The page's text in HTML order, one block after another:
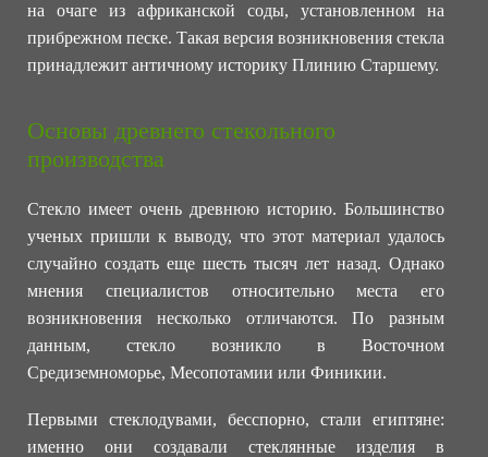
на очаге из африканской соды, установленном на
прибрежном песке. Такая версия возникновения стекла
принадлежит античному историку Плинию Старшему.
Основы древнего стекольного
производства
Стекло имеет очень древнюю историю. Большинство
ученых пришли к выводу, что этот материал удалось
случайно создать еще шесть тысяч лет назад. Однако
мнения специалистов относительно места его
возникновения несколько отличаются. По разным
данным, стекло возникло в Восточном
Средиземноморье, Месопотамии или Финикии.
Первыми стеклодувами, бесспорно, стали египтяне:
именно они создавали стеклянные изделия в